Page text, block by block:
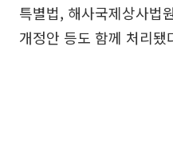
특별법, 해사국제상사법
개정안 등도 함께 처리됐